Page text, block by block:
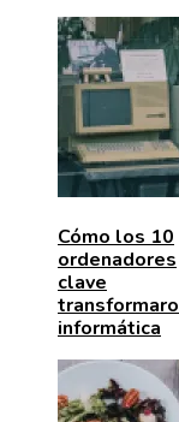
Cómo los 10
ordenadores
clave
informática